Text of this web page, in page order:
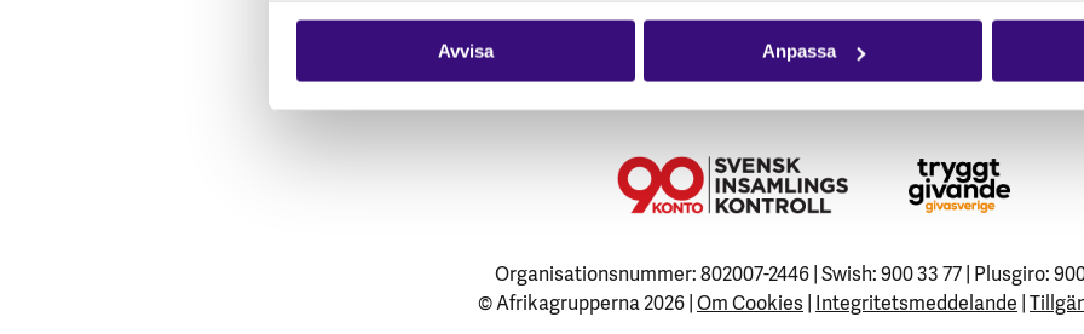
Avvisa Anpassa
Organisationsnummer: 802007-2446 | Swish: 900 33 77 | Plusgiro:
© Afrikagrupperna 2026 |Om Cookies | Integritetsmeddelande |